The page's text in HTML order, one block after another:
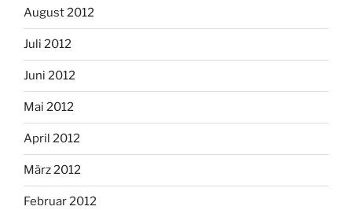
August 2012
Juli 2012
Juni 2012
Mai 2012
April 2012
März 2012
Februar 2012